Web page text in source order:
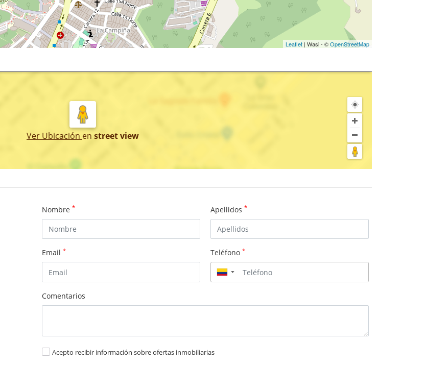
Leaflet | Wasi - ©OpenStreetMap
Ver Ubicación en street view
Nombre * Apellidos *
Email * Teléfono *
▼
Comentarios
Acepto recibir información sobre ofertas inmobiliarias